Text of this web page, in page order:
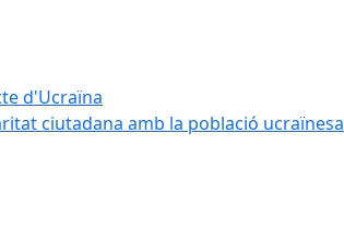
d'Ucraïna
ciutadana amb la població ucraïnesa